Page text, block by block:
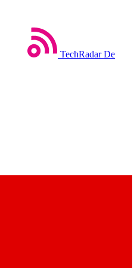
TechRadar De